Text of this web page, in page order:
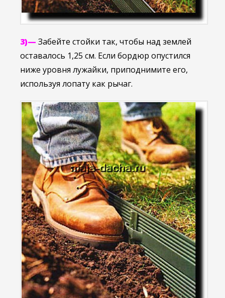
3)— Забейте стойки так, чтобы над землей
оставалось 1,25 см. Если бордюр опустился
ниже уровня лужайки, приподнимите его,
используя лопату как рычаг.